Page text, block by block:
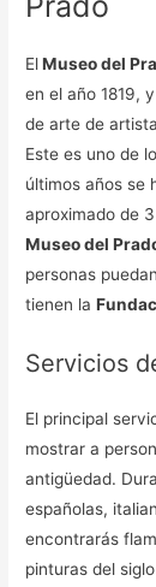
ElMuseo del
en el año 1819,
de arte de
Este es uno de
últimos años se
aproximado de
Museo del
personas
tienen la
Servicios
El principal
mostrar a
antigüedad.
españolas,
encontrarás
pinturas del